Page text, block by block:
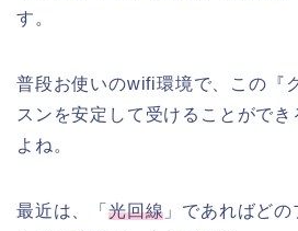
す。
普段お使いのwifi環境で、この『
スンを安定して受けることがで
よね。
最近は、「 光回線 」であればど